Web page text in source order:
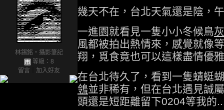
林錫銘‧攝影筆記
等級：8
留言
加入好友
幾天不在，台北天氣還是陰，
一進園就看見一隻小小冬候鳥
風都被拍出熱情來，感覺就像
翔，覓食竟也可以這樣盡情優
在台北待久了，看到一隻蜻蜓
鴒並非稀有，但在台北遇見誠
頭還是短距離留下0204等我的